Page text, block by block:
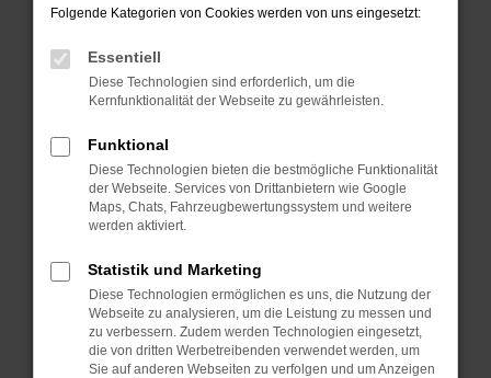
Prüfe deine Browsererweiterungen.
können das Laden bestimmter Seiten
verhindern. Funktioniert die Seite in einem
anderen Browser oder in einem privaten
Starte dein Gerät neu.
Das kann manchmal helfen, vorübergehende
Probleme zu beheben.
Betriebssystem auf dem neuesten Stand
sind.
Veraltete Software birgt nicht nur ein
Sicherheitsrisiko, sondern kann auch dazu
führen, dass bestimmte Funktionen nicht mehr
Folgende Kategorien von Cookies werden von uns eingesetzt:
Essentiell
Diese Technologien sind erforderlich, um die
Kernfunktionalität der Webseite zu gewährleisten.
Funktional
Diese Technologien bieten die bestmögliche Funktionalität
der Webseite. Services von Drittanbietern wie Google
Maps, Chats, Fahrzeugbewertungssystem und weitere
werden aktiviert.
Statistik und Marketing
Diese Technologien ermöglichen es uns, die Nutzung der
Webseite zu analysieren, um die Leistung zu messen und
zu verbessern. Zudem werden Technologien eingesetzt,
die von dritten Werbetreibenden verwendet werden, um
Sie auf anderen Webseiten zu verfolgen und um Anzeigen